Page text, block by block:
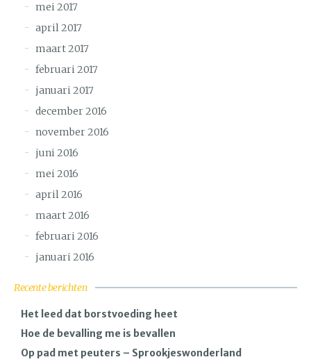
mei 2017
april 2017
maart 2017
februari 2017
januari 2017
december 2016
november 2016
juni 2016
mei 2016
april 2016
maart 2016
februari 2016
januari 2016
Recente berichten
Het leed dat borstvoeding heet
Hoe de bevalling me is bevallen
Op pad met peuters – Sprookjeswonderland